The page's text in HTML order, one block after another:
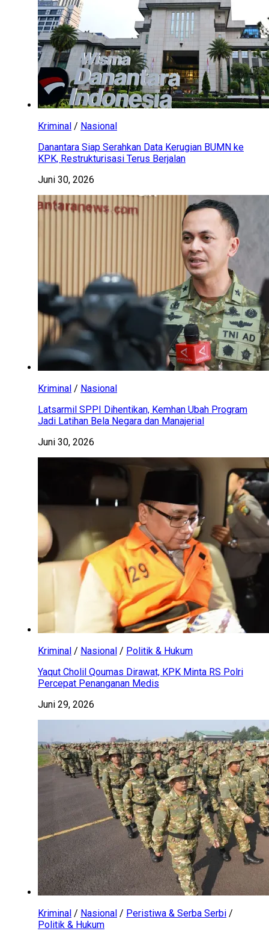
Kriminal / Nasional
Danantara Siap Serahkan Data Kerugian BUMN ke
KPK, Restrukturisasi Terus Berjalan
Juni 30, 2026
Kriminal / Nasional
Latsarmil SPPI Dihentikan, Kemhan Ubah Program
Jadi Latihan Bela Negara dan Manajerial
Juni 30, 2026
Kriminal / Nasional / Politik & Hukum
Yaqut Cholil Qoumas Dirawat, KPK Minta RS Polri
Percepat Penanganan Medis
Juni 29, 2026
Kriminal / Nasional / Peristiwa & Serba Serbi /
Politik & Hukum